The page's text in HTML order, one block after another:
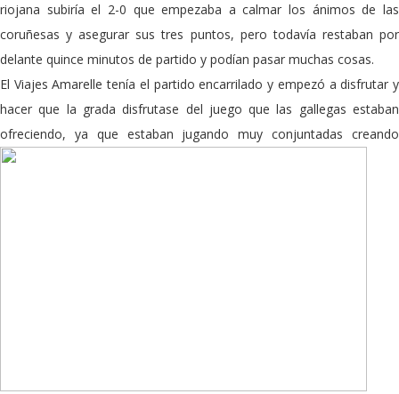
riojana subiría el 2-0 que empezaba a calmar los ánimos de las
coruñesas y asegurar sus tres puntos, pero todavía restaban por
delante quince minutos de partido y podían pasar muchas cosas.
El Viajes Amarelle tenía el partido encarrilado y empezó a disfrutar y
hacer que la grada disfrutase del juego que las gallegas estaban
ofreciendo, ya que estaban jugando muy conjuntadas creando